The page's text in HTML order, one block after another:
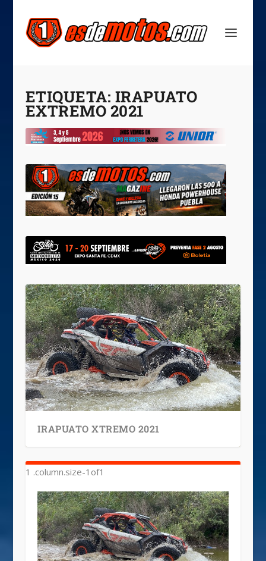
ETIQUETA: IRAPUATO
EXTREMO 2021
IRAPUATO XTREMO 2021